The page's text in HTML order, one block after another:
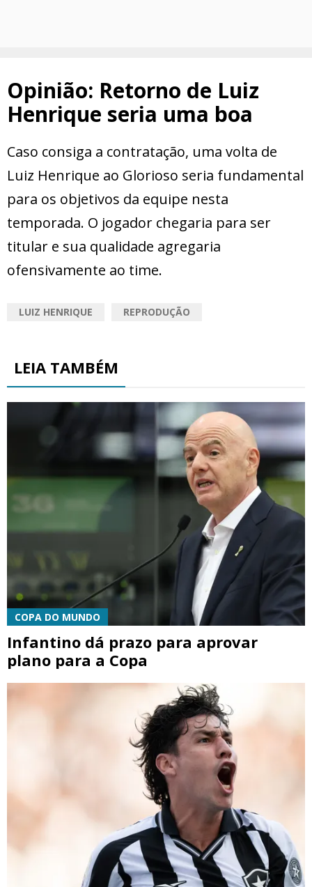
Opinião: Retorno de Luiz
Henrique seria uma boa
Caso consiga a contratação, uma volta de
Luiz Henrique ao Glorioso seria fundamental
para os objetivos da equipe nesta
temporada. O jogador chegaria para ser
titular e sua qualidade agregaria
ofensivamente ao time.
LUIZ HENRIQUE REPRODUÇÃO
LEIA TAMBÉM
COPA DO MUNDO
Infantino dá prazo para aprovar
plano para a Copa